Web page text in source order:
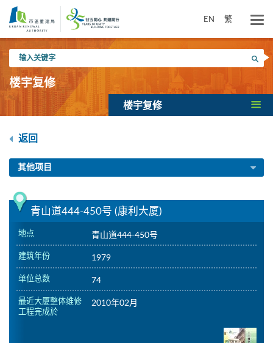
内
EN 繁
入
关
键
搜寻
楼宇复修
楼宇复修
返回
其他项目
青山道444-450号 (康利大厦)
地点 青山道444-450号
建筑年份 1979
单位总数 74
最近大厦整体维修
工程完成於
2010年02月